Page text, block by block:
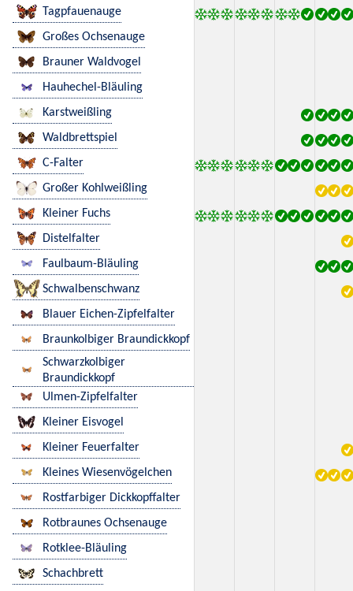
Tagpfauenauge
Großes Ochsenauge
Brauner Waldvogel
Hauhechel-Bläuling
Karstweißling
Waldbrettspiel
C-Falter
Großer Kohlweißling
Kleiner Fuchs
Distelfalter
Faulbaum-Bläuling
Schwalbenschwanz
Blauer Eichen-Zipfelfalter
Braunkolbiger Braundickkopf
Schwarzkolbiger
Braundickkopf
Ulmen-Zipfelfalter
Kleiner Eisvogel
Kleiner Feuerfalter
Kleines Wiesenvögelchen
Rostfarbiger Dickkopffalter
Rotbraunes Ochsenauge
Rotklee-Bläuling
Schachbrett